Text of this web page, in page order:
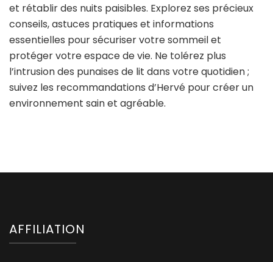
et rétablir des nuits paisibles. Explorez ses précieux
conseils, astuces pratiques et informations
essentielles pour sécuriser votre sommeil et
protéger votre espace de vie. Ne tolérez plus
l’intrusion des punaises de lit dans votre quotidien ;
suivez les recommandations d’Hervé pour créer un
environnement sain et agréable.
AFFILIATION